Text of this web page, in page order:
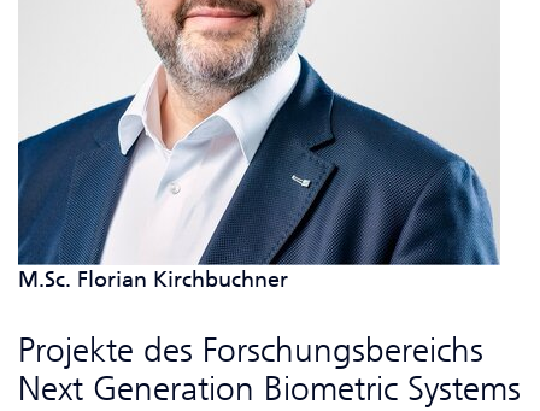
M.Sc. Florian Kirchbuchner
Projekte des Forschungsbereichs
Next Generation Biometric Systems